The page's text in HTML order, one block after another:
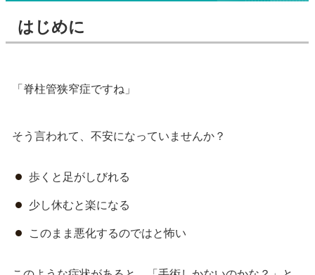
はじめに
「脊柱管狭窄症ですね」
そう言われて、不安になっていませんか？
歩くと足がしびれる
少し休むと楽になる
このまま悪化するのではと怖い